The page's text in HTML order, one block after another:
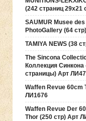
(242 страниц
SAUMUR Musee
PhotoGallery (64
TAMIYA NEWS (38
The Sincona
Коллекция
страницы) Арт
Waffen Revue 60cm
ЛИ1676
Waffen Revue Der
Thor (250 стр) Арт